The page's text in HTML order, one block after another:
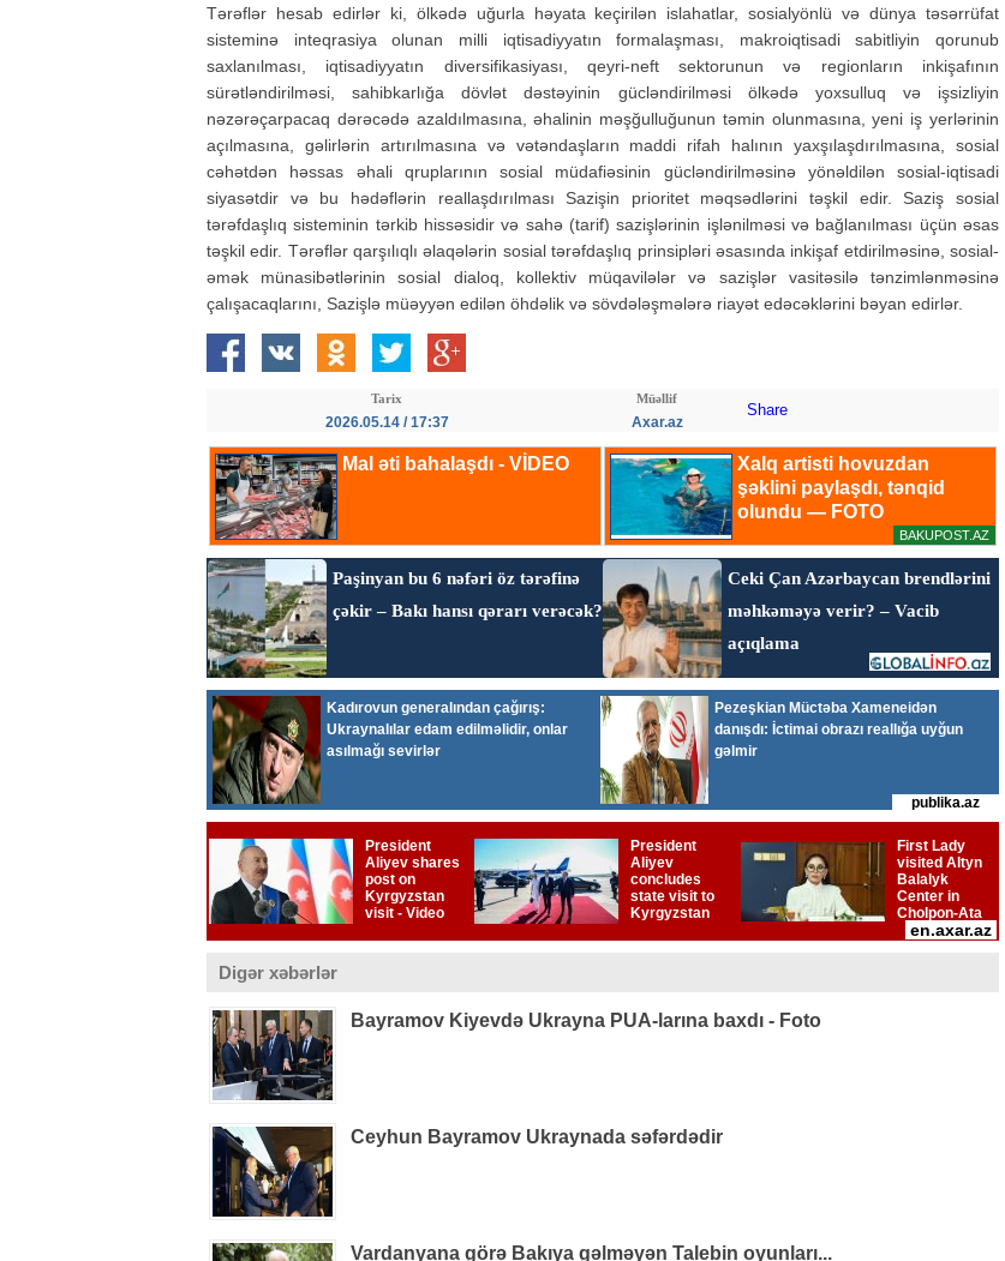
Tərəflər hesab edirlər ki, ölkədə uğurla həyata keçirilən islahatlar, sosialyönlü və dünya təsərrüfat
sisteminə inteqrasiya olunan milli iqtisadiyyatın formalaşması, makroiqtisadi sabitliyin qorunub
saxlanılması, iqtisadiyyatın diversifikasiyası, qeyri-neft sektorunun və regionların inkişafının
sürətləndirilməsi, sahibkarlığa dövlət dəstəyinin gücləndirilməsi ölkədə yoxsulluq və işsizliyin
nəzərəçarpacaq dərəcədə azaldılmasına, əhalinin məşğulluğunun təmin olunmasına, yeni iş yerlərinin
açılmasına, gəlirlərin artırılmasına və vətəndaşların maddi rifah halının yaxşılaşdırılmasına, sosial
cəhətdən həssas əhali qruplarının sosial müdafiəsinin gücləndirilməsinə yönəldilən sosial-iqtisadi
siyasətdir və bu hədəflərin reallaşdırılması Sazişin prioritet məqsədlərini təşkil edir. Saziş sosial
tərəfdaşlıq sisteminin tərkib hissəsidir və sahə (tarif) sazişlərinin işlənilməsi və bağlanılması üçün əsas
təşkil edir. Tərəflər qarşılıqlı əlaqələrin sosial tərəfdaşlıq prinsipləri əsasında inkişaf etdirilməsinə, sosial-
əmək münasibətlərinin sosial dialoq, kollektiv müqavilələr və sazişlər vasitəsilə tənzimlənməsinə
çalışacaqlarını, Sazişlə müəyyən edilən öhdəlik və sövdələşmələrə riayət edəcəklərini bəyan edirlər.
Tarix
2026.05.14 / 17:37
Müəllif
Axar.az
Share
Digər xəbərlər
Bayramov Kiyevdə Ukrayna PUA-larına baxdı - Foto
Ceyhun Bayramov Ukraynada səfərdədir
Vardanyana görə Bakıya gəlməyən Talebin oyunları...
Şəxsi biznesi olan məşhurlar - Siyahı
Şəxsi biznesi olan məşhurlar - Siyahı